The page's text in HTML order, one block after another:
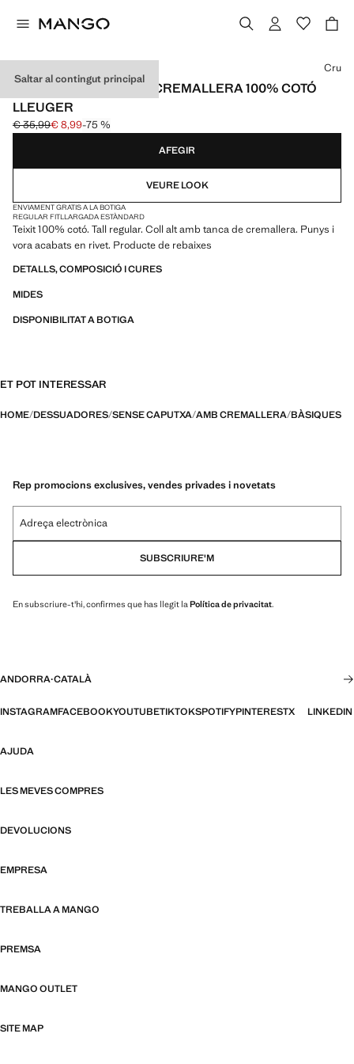
Saltar al contingut principal
DESSUDADORA COLL CREMALLERA 100% COTÓ
LLEUGER
Preu inicial ratllat [€ 35,99 ]
€ 35,99
Preu actual [€ 8,99 ]
€ 8,99-75 %
Selecciona un color
Cru
AFEGIR
VEURE LOOK
ENVIAMENT GRATIS A LA BOTIGA
REGULAR FITLLARGADA ESTÀNDARD
Teixit 100% cotó. Tall regular. Coll alt amb tanca de cremallera. Punys i
vora acabats en rivet. Producte de rebaixes
DETALLS, COMPOSICIÓ I CURES
MIDES
DISPONIBILITAT A BOTIGA
ET POT INTERESSAR
HOME DESSUADORES SENSE CAPUTXA AMB CREMALLERA BÀSIQUES
Rep promocions exclusives, vendes privades i novetats
Adreça electrònica
SUBSCRIURE'M
En subscriure-t'hi, confirmes que has llegit la Política de privacitat.
ANDORRA·CATALÀ
INSTAGRAMFACEBOOKYOUTUBETIKTOKSPOTIFYPINTERESTX LINKEDIN
AJUDA
LES MEVES COMPRES
DEVOLUCIONS
EMPRESA
TREBALLA A MANGO
PREMSA
MANGO OUTLET
SITE MAP